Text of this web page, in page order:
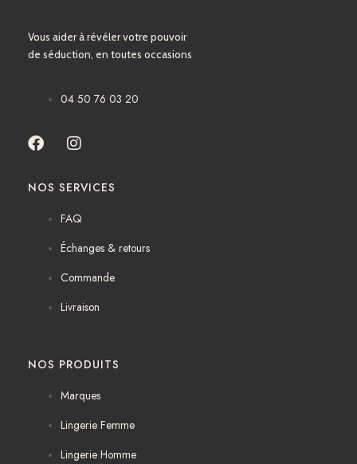
Vous aider à révéler votre pouvoir
de séduction, en toutes occasions
04 50 76 03 20
F
c
e
I
s
t
a
g
r
a
m
NOS SERVICES
FAQ
Échanges & retours
Commande
Livraison
NOS PRODUITS
Marques
Lingerie Femme
Lingerie Homme